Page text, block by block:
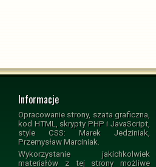
Informacje
Opracowanie strony, szata graficzna,
kod HTML, skrypty PHP i JavaScript,
style CSS: Marek Jedziniak,
Przemysław Marciniak.
Wykorzystanie jakichkolwiek
materiałów z tej strony możliwe